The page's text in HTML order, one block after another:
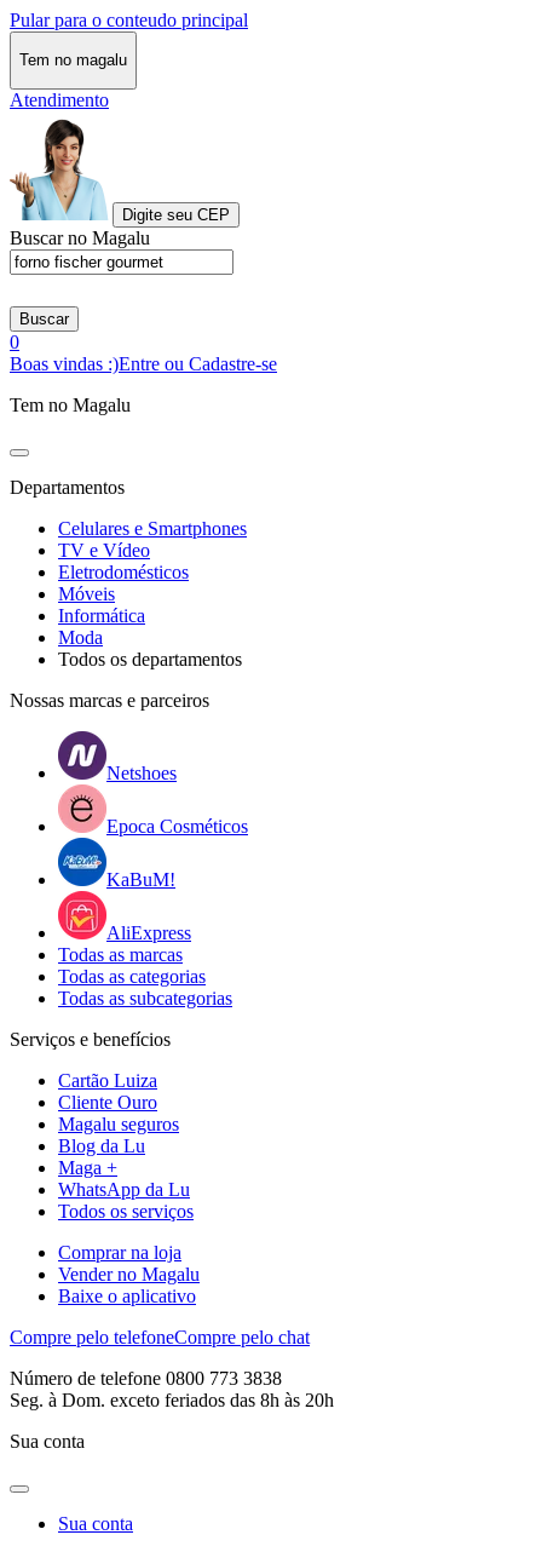
Pular para o conteudo principal
Tem no magalu
Atendimento
Digite seu CEP
Buscar no Magalu
Buscar
0
Boas vindas :)Entre ou Cadastre-se
Tem no Magalu
Departamentos
Celulares e Smartphones
TV e Vídeo
Eletrodomésticos
Móveis
Informática
Moda
Todos os departamentos
Nossas marcas e parceiros
Netshoes
Epoca Cosméticos
KaBuM!
AliExpress
Todas as marcas
Todas as categorias
Todas as subcategorias
Serviços e benefícios
Cartão Luiza
Cliente Ouro
Magalu seguros
Blog da Lu
Maga +
WhatsApp da Lu
Todos os serviços
Comprar na loja
Vender no Magalu
Baixe o aplicativo
Compre pelo telefoneCompre pelo chat
Número de telefone 0800 773 3838
Seg. à Dom. exceto feriados das 8h às 20h
Sua conta
Sua conta